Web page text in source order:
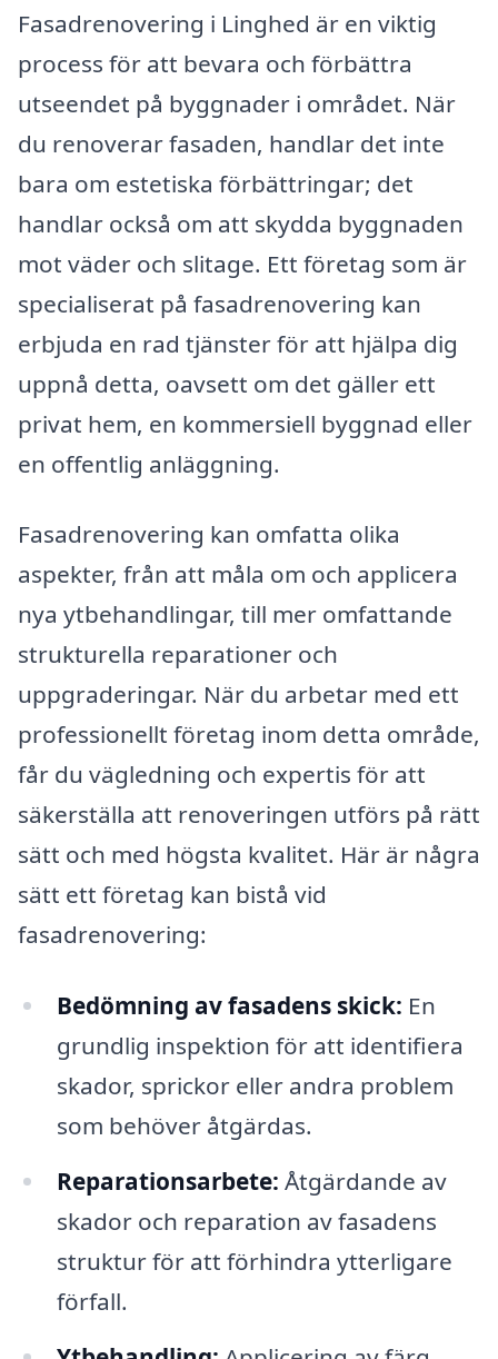
Fasadrenovering i Linghed är en viktig
process för att bevara och förbättra
utseendet på byggnader i området. När
du renoverar fasaden, handlar det inte
bara om estetiska förbättringar; det
handlar också om att skydda byggnaden
mot väder och slitage. Ett företag som är
specialiserat på fasadrenovering kan
erbjuda en rad tjänster för att hjälpa dig
uppnå detta, oavsett om det gäller ett
privat hem, en kommersiell byggnad eller
en offentlig anläggning.
Fasadrenovering kan omfatta olika
aspekter, från att måla om och applicera
nya ytbehandlingar, till mer omfattande
strukturella reparationer och
uppgraderingar. När du arbetar med ett
professionellt företag inom detta område,
får du vägledning och expertis för att
säkerställa att renoveringen utförs på rätt
sätt och med högsta kvalitet. Här är några
sätt ett företag kan bistå vid
fasadrenovering:
Bedömning av fasadens skick: En
grundlig inspektion för att identifiera
skador, sprickor eller andra problem
som behöver åtgärdas.
Reparationsarbete: Åtgärdande av
skador och reparation av fasadens
struktur för att förhindra ytterligare
förfall.